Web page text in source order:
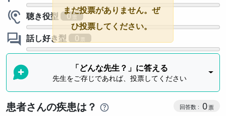
聴き役型
0
話し好き型
0
「どんな先生？」に答える
先生をご存じであれば、投票してください
まだ投票がありません。ぜ
ひ投票してください。
患者さんの疾患は？ 0